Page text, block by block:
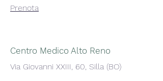
Prenota
Centro Medico Alto Reno
Via Giovanni XXIII, 60, Silla (BO)